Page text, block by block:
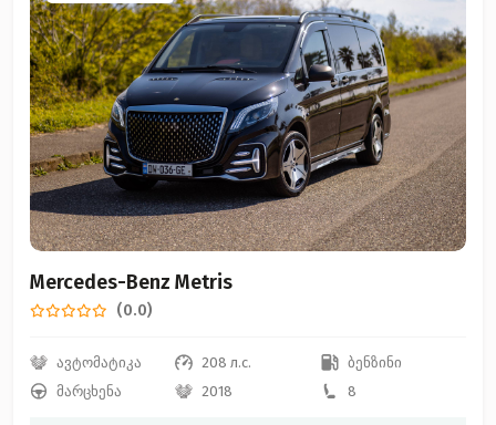
Mercedes-Benz Metris
(0.0)
ავტომატიკა 208 л.с.
ბენზინი
მარცხენა
2018 8